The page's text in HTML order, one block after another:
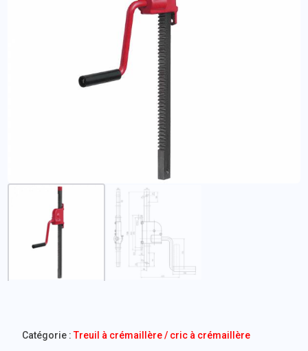
Catégorie :Treuil à crémaillère / cric à crémaillère